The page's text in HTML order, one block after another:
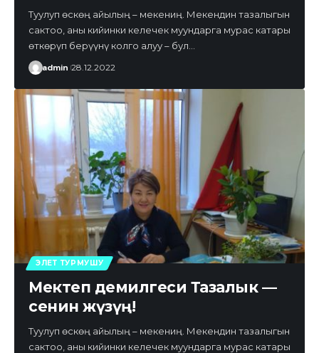
Туулуп өскөң айылың – мекениң. Мекендин тазалыгын
сактоо, аны кийинки келечек муундарга мурас катары
өткөрүп берүүнү колго алуу – бул…
admin 28.12.2022
ЭЛЕТ ТУРМУШУ
Мектеп демилгеси Тазалык —
сенин жүзүң!
Туулуп өскөң айылың – мекениң. Мекендин тазалыгын
сактоо, аны кийинки келечек муундарга мурас катары